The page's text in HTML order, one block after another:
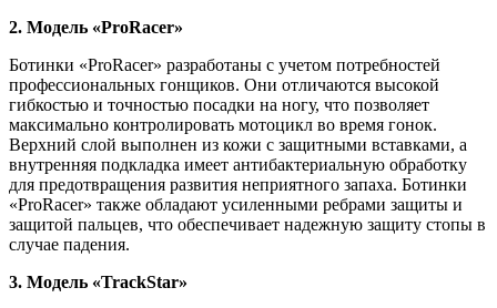
2. Модель «ProRacer»
Ботинки «ProRacer» разработаны с учетом потребностей
профессиональных гонщиков. Они отличаются высокой
гибкостью и точностью посадки на ногу, что позволяет
максимально контролировать мотоцикл во время гонок.
Верхний слой выполнен из кожи с защитными вставками, а
внутренняя подкладка имеет антибактериальную обработку
для предотвращения развития неприятного запаха. Ботинки
«ProRacer» также обладают усиленными ребрами защиты и
защитой пальцев, что обеспечивает надежную защиту стопы в
случае падения.
3. Модель «TrackStar»